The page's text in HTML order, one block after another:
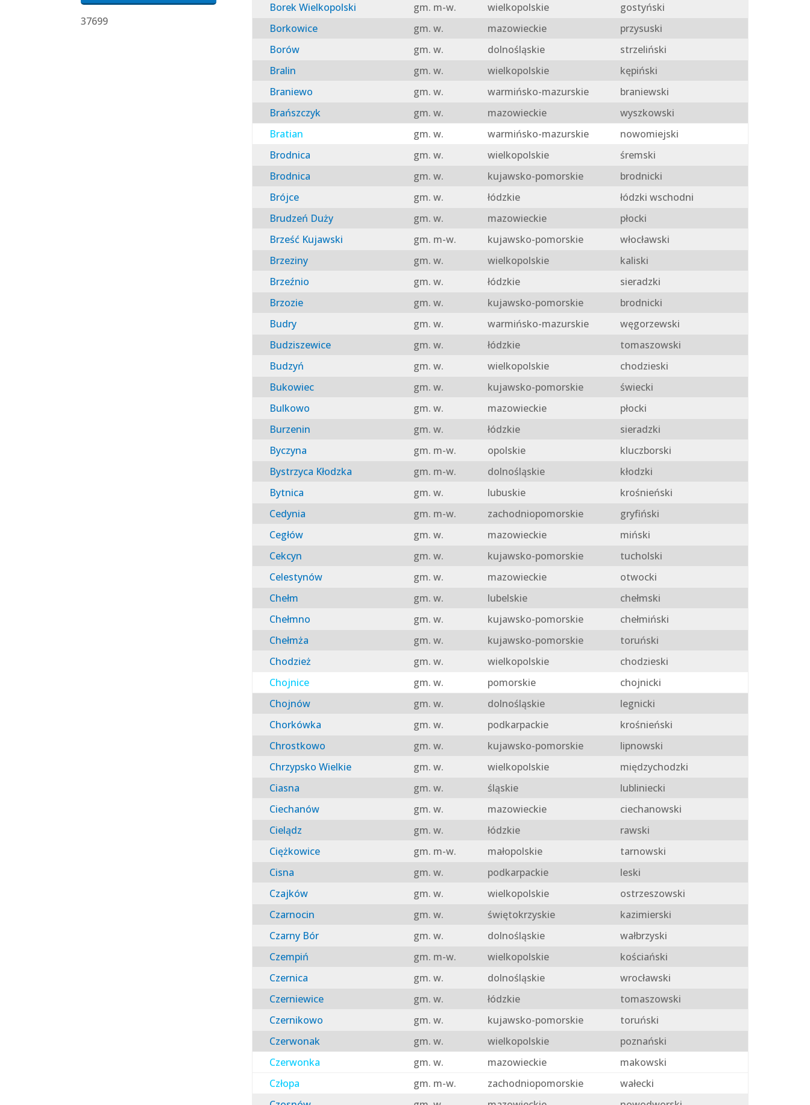
Borek Wielkopolski
gm. m-w. wielkopolskie
gostyński
Borkowice
gm. w. mazowieckie
przysuski
Borów
gm. w. dolnośląskie
strzeliński
Bralin
gm. w. wielkopolskie
kępiński
Braniewo
gm. w. warmińsko-mazurskie
braniewski
Brańszczyk
gm. w. mazowieckie
wyszkowski
Bratian
gm. w. warmińsko-mazurskie
nowomiejski
Brodnica
gm. w. wielkopolskie
śremski
Brodnica
gm. w. kujawsko-pomorskie
brodnicki
Brójce
gm. w. łódzkie
łódzki wschodni
Brudzeń Duży
gm. w. mazowieckie
płocki
Brześć Kujawski
gm. m-w. kujawsko-pomorskie
włocławski
Brzeziny
gm. w. wielkopolskie
kaliski
Brzeźnio
gm. w. łódzkie
sieradzki
Brzozie
gm. w. kujawsko-pomorskie
brodnicki
Budry
gm. w. warmińsko-mazurskie
węgorzewski
Budziszewice
gm. w. łódzkie
tomaszowski
Budzyń
gm. w. wielkopolskie
chodzieski
Bukowiec
gm. w. kujawsko-pomorskie
świecki
Bulkowo
gm. w. mazowieckie
płocki
Burzenin
gm. w. łódzkie
sieradzki
Byczyna
gm. m-w. opolskie
kluczborski
Bystrzyca Kłodzka
gm. m-w. dolnośląskie
kłodzki
Bytnica
gm. w. lubuskie
krośnieński
Cedynia
gm. m-w. zachodniopomorskie
gryfiński
Cegłów
gm. w. mazowieckie
miński
Cekcyn
gm. w. kujawsko-pomorskie
tucholski
Celestynów
gm. w. mazowieckie
otwocki
Chełm
gm. w. lubelskie
chełmski
Chełmno
gm. w. kujawsko-pomorskie
chełmiński
Chełmża
gm. w. kujawsko-pomorskie
toruński
Chodzież
gm. w. wielkopolskie
chodzieski
Chojnice
gm. w. pomorskie
chojnicki
Chojnów
gm. w. dolnośląskie
legnicki
Chorkówka
gm. w. podkarpackie
krośnieński
Chrostkowo
gm. w. kujawsko-pomorskie
lipnowski
Chrzypsko Wielkie
gm. w. wielkopolskie
międzychodzki
Ciasna
gm. w. śląskie
lubliniecki
Ciechanów
gm. w. mazowieckie
ciechanowski
Cielądz
gm. w. łódzkie
rawski
Ciężkowice
gm. m-w. małopolskie
tarnowski
Cisna
gm. w. podkarpackie
leski
Czajków
gm. w. wielkopolskie
ostrzeszowski
Czarnocin
gm. w. świętokrzyskie
kazimierski
Czarny Bór
gm. w. dolnośląskie
wałbrzyski
Czempiń
gm. m-w. wielkopolskie
kościański
Czernica
gm. w. dolnośląskie
wrocławski
Czerniewice
gm. w. łódzkie
tomaszowski
Czernikowo
gm. w. kujawsko-pomorskie
toruński
Czerwonak
gm. w. wielkopolskie
poznański
Czerwonka
gm. w. mazowieckie
makowski
Człopa
gm. m-w. zachodniopomorskie
wałecki
37699